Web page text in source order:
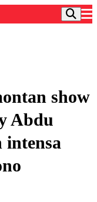
show
Abdu
intensa